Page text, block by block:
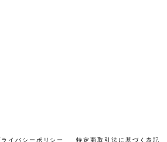
ライバシーポリシー 特定商取引法に基づく表記